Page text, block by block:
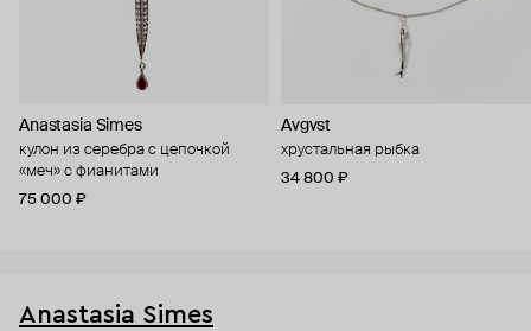
Anastasia Simes
кулон из серебра с цепочкой
«меч» с фианитами
75 000 ₽
Avgvst
хрустальная рыбка
34 800 ₽
Anastasia Simes